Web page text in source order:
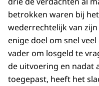
betrokken waren bij
wederrechtelijk van
enige doel om snel
vader om losgeld te
de uitvoering en nadat
toegepast, heeft het